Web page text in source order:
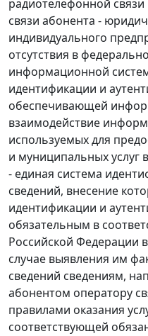
радиотелефонной
связи абонента -
индивидуального
отсутствия в
информационной
идентификации и
обеспечивающей
взаимодействие
используемых для
и муниципальных услуг
- единая система
сведений, внесение
идентификации и
обязательным в
Российской Федерации
случае выявления им
сведений сведениям,
абонентом оператору
правилами оказания
соответствующей